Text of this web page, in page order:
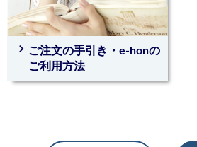
navigate_next ご注文の手引き・e-honの
ご利用方法